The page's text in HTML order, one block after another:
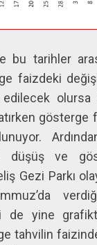
bu tarihler
faizdeki
olursa
gösterge
düşüş ve
Gezi Parkı
de yine
tahvilin